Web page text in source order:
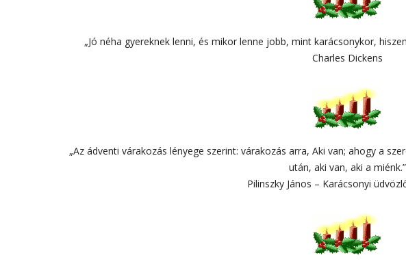
„Jó néha gyereknek lenni, és mikor lenne jobb, mint karácsonykor,
Charles Dickens
„Az ádventi várakozás lényege szerint: várakozás arra, Aki van; ahogy a
után, aki van, aki a miénk.”
Pilinszky János – Karácsonyi